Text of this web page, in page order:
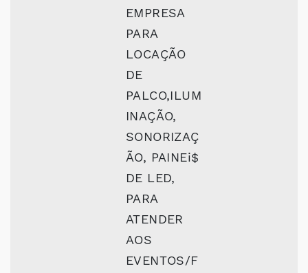
EMPRESA
PARA
LOCAÇÃO
DE
PALCO,ILUM
INAÇÃO,
SONORIZAÇ
ÃO, PAINEi$
DE LED,
PARA
ATENDER
AOS
EVENTOS/F